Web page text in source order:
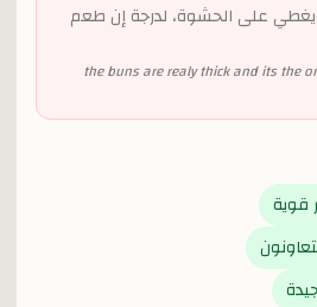
على الحشوة، لدرجة إن طعم
the buns are realy thick and its the
قوية